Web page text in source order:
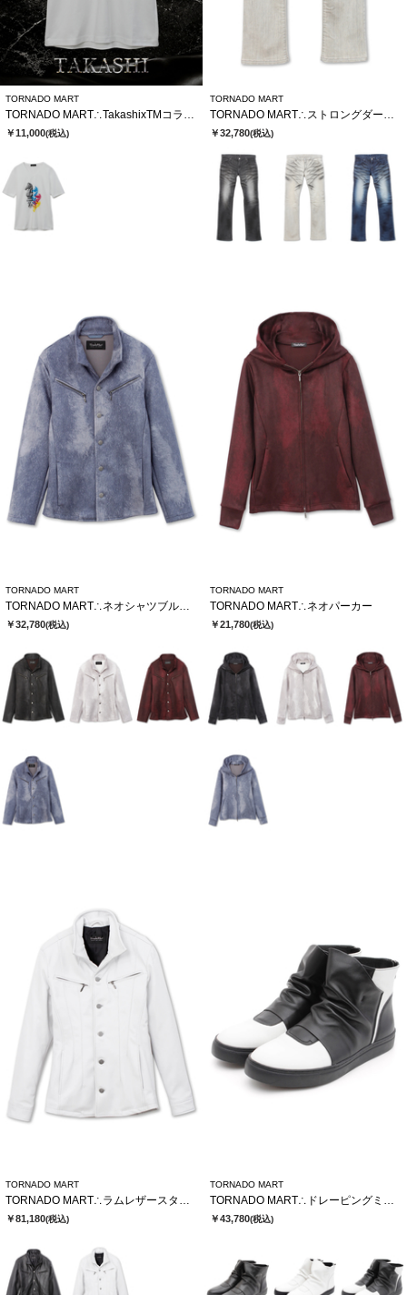
TORNADO MART
￥11,000(税込)
TORNADO MART
￥32,780(税込)
TORNADO MART
TORNADO MART∴ネオシャツブルゾン
￥32,780(税込)
TORNADO MART
TORNADO MART∴ネオパーカー
￥21,780(税込)
TORNADO MART
￥81,180(税込)
TORNADO MART
￥43,780(税込)